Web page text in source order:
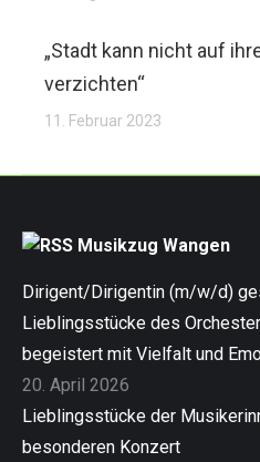
„Stadt kann nicht auf
verzichten“
11. Februar 2023
Musikzug Wangen
Dirigent/Dirigentin (m/w/d)
Lieblingsstücke des
begeistert mit Vielfalt und
20. April 2026
Lieblingsstücke der
besonderen Konzert